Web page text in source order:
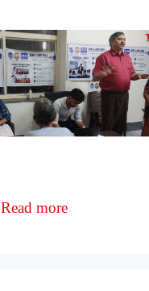
Read more